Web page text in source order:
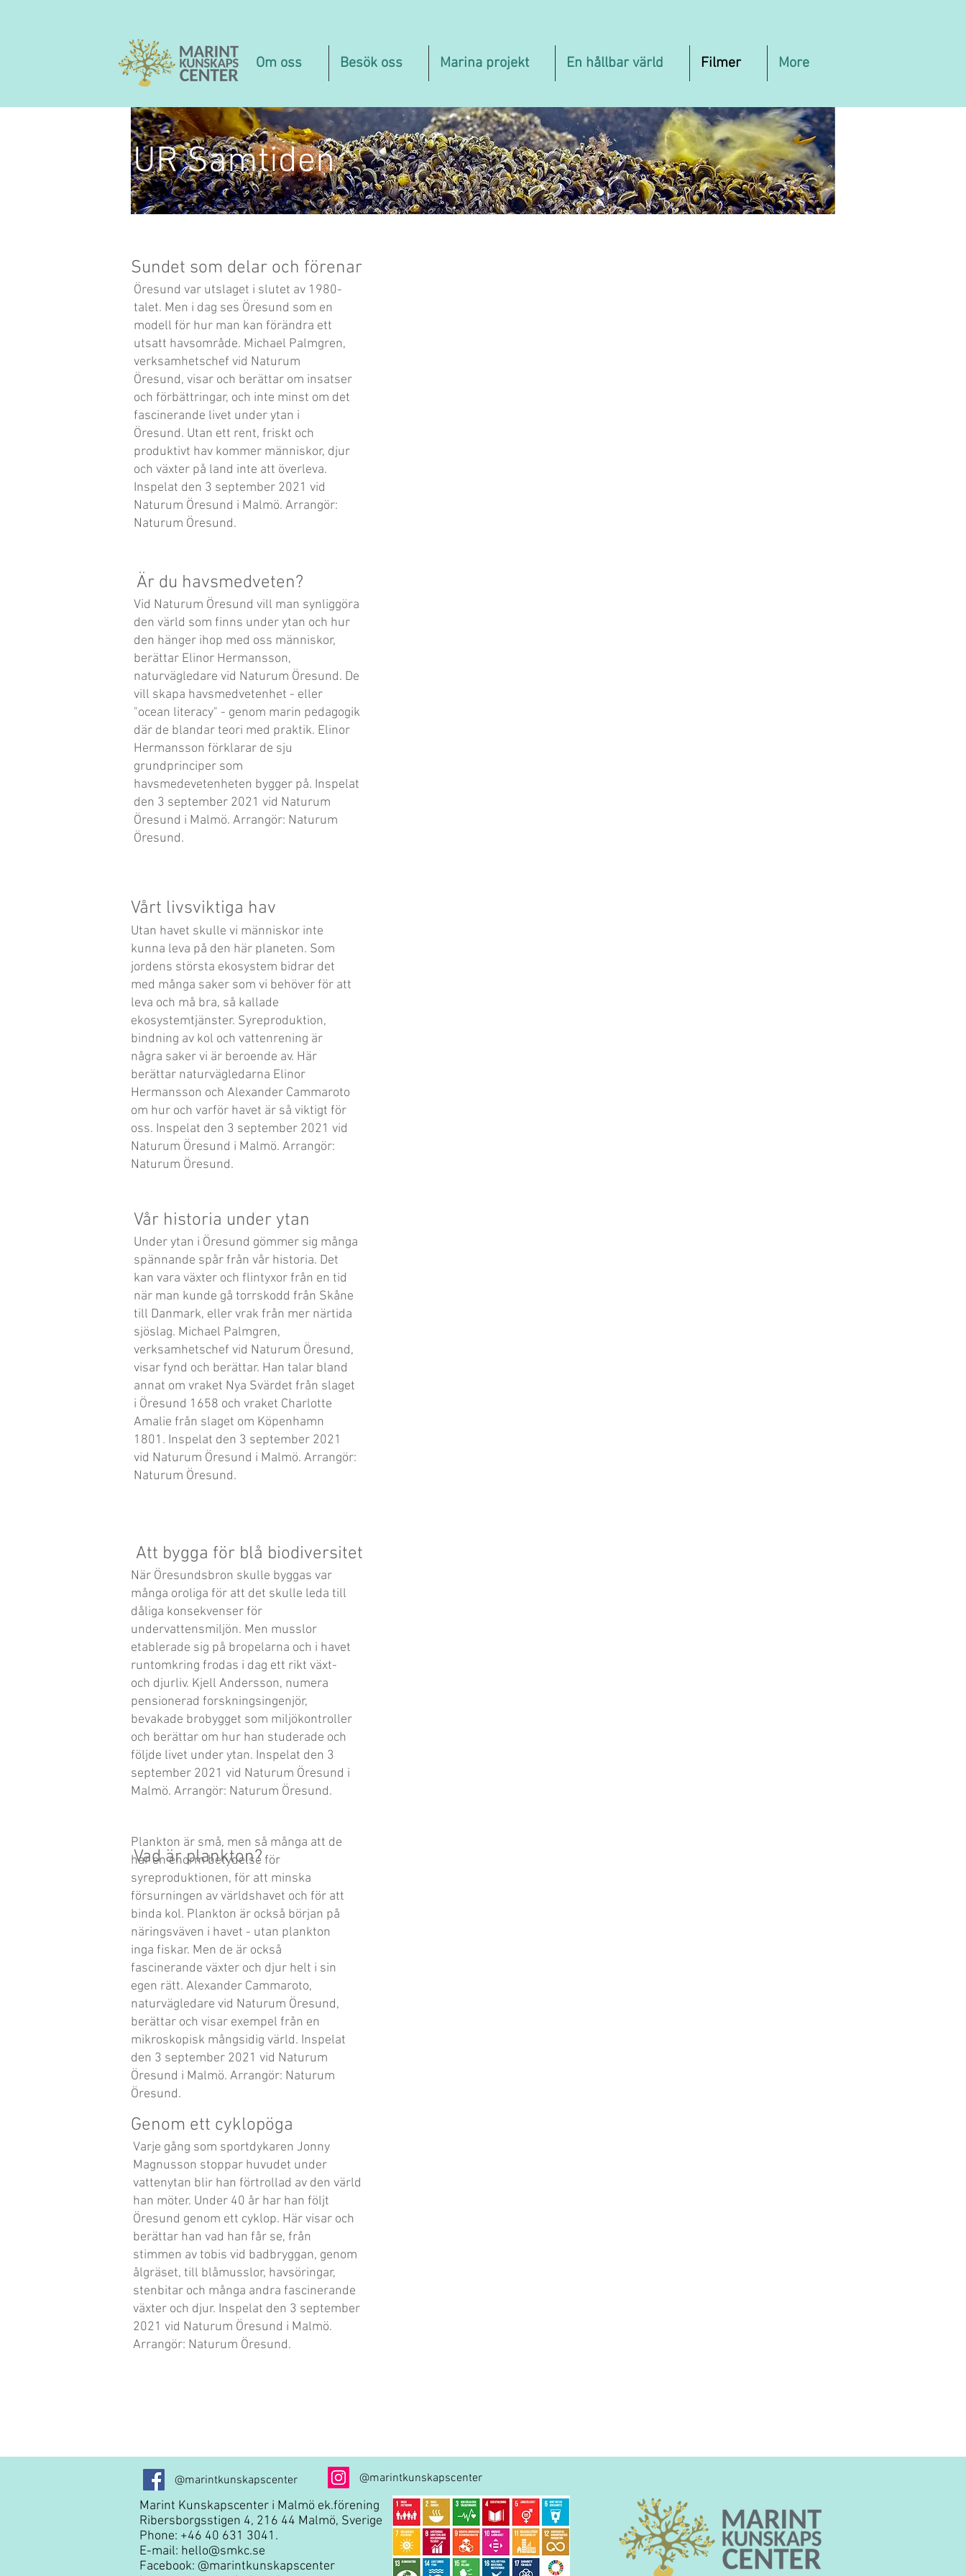
Om oss Besök oss Marina projekt En hållbar värld Filmer More
UR Samtiden
Sundet som delar och förenar
Öresund var utslaget i slutet av 1980-
talet. Men i dag ses Öresund som en
modell för hur man kan förändra ett
utsatt havsområde. Michael Palmgren,
verksamhetschef vid Naturum
Öresund, visar och berättar om insatser
och förbättringar, och inte minst om det
fascinerande livet under ytan i
Öresund. Utan ett rent, friskt och
produktivt hav kommer människor, djur
och växter på land inte att överleva.
Inspelat den 3 september 2021 vid
Naturum Öresund i Malmö. Arrangör:
Naturum Öresund.
Är du havsmedveten?
Vid Naturum Öresund vill man synliggöra
den värld som finns under ytan och hur
den hänger ihop med oss människor,
berättar Elinor Hermansson,
naturvägledare vid Naturum Öresund. De
vill skapa havsmedvetenhet - eller
"ocean literacy" - genom marin pedagogik
där de blandar teori med praktik. Elinor
Hermansson förklarar de sju
grundprinciper som
havsmedevetenheten bygger på. Inspelat
den 3 september 2021 vid Naturum
Öresund i Malmö. Arrangör: Naturum
Öresund.
Vårt livsviktiga hav
Utan havet skulle vi människor inte
kunna leva på den här planeten. Som
jordens största ekosystem bidrar det
med många saker som vi behöver för att
leva och må bra, så kallade
ekosystemtjänster. Syreproduktion,
bindning av kol och vattenrening är
några saker vi är beroende av. Här
berättar naturvägledarna Elinor
Hermansson och Alexander Cammaroto
om hur och varför havet är så viktigt för
oss. Inspelat den 3 september 2021 vid
Naturum Öresund i Malmö. Arrangör:
Naturum Öresund.
Vår historia under ytan
Under ytan i Öresund gömmer sig många
spännande spår från vår historia. Det
kan vara växter och flintyxor från en tid
när man kunde gå torrskodd från Skåne
till Danmark, eller vrak från mer närtida
sjöslag. Michael Palmgren,
verksamhetschef vid Naturum Öresund,
visar fynd och berättar. Han talar bland
annat om vraket Nya Svärdet från slaget
i Öresund 1658 och vraket Charlotte
Amalie från slaget om Köpenhamn
1801. Inspelat den 3 september 2021
vid Naturum Öresund i Malmö. Arrangör:
Naturum Öresund.
Att bygga för blå biodiversitet
När Öresundsbron skulle byggas var
många oroliga för att det skulle leda till
dåliga konsekvenser för
undervattensmiljön. Men musslor
etablerade sig på bropelarna och i havet
runtomkring frodas i dag ett rikt växt-
och djurliv. Kjell Andersson, numera
pensionerad forskningsingenjör,
bevakade brobygget som miljökontroller
och berättar om hur han studerade och
följde livet under ytan. Inspelat den 3
september 2021 vid Naturum Öresund i
Malmö. Arrangör: Naturum Öresund.
Vad är plankton?
Plankton är små, men så många att de
har en enorm betydelse för
syreproduktionen, för att minska
försurningen av världshavet och för att
binda kol. Plankton är också början på
näringsväven i havet - utan plankton
inga fiskar. Men de är också
fascinerande växter och djur helt i sin
egen rätt. Alexander Cammaroto,
naturvägledare vid Naturum Öresund,
berättar och visar exempel från en
mikroskopisk mångsidig värld. Inspelat
den 3 september 2021 vid Naturum
Öresund i Malmö. Arrangör: Naturum
Öresund.
Genom ett cyklopöga
Varje gång som sportdykaren Jonny
Magnusson stoppar huvudet under
vattenytan blir han förtrollad av den värld
han möter. Under 40 år har han följt
Öresund genom ett cyklop. Här visar och
berättar han vad han får se, från
stimmen av tobis vid badbryggan, genom
ålgräset, till blåmusslor, havsöringar,
stenbitar och många andra fascinerande
växter och djur. Inspelat den 3 september
2021 vid Naturum Öresund i Malmö.
Arrangör: Naturum Öresund.
@marintkunskapscenter @marintkunskapscenter
Marint Kunskapscenter i Malmö ek.förening
Ribersborgsstigen 4, 216 44 Malmö, Sverige
Phone: +46 40 631 3041.
E-mail: hello@smkc.se
Facebook: @marintkunskapscenter